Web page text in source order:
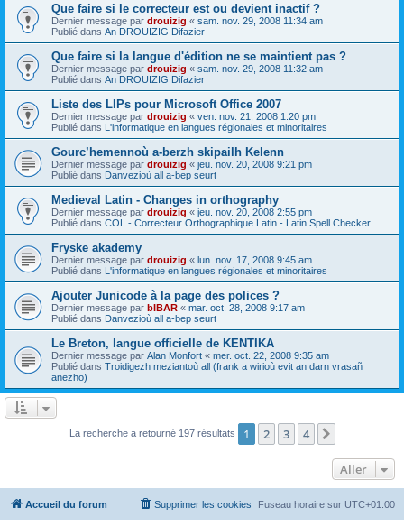
Que faire si le correcteur est ou devient inactif ?
Dernier message par drouizig « sam. nov. 29, 2008 11:34 am
Publié dans An DROUIZIG Difazier
Que faire si la langue d'édition ne se maintient pas ?
Dernier message par drouizig « sam. nov. 29, 2008 11:32 am
Publié dans An DROUIZIG Difazier
Liste des LIPs pour Microsoft Office 2007
Dernier message par drouizig « ven. nov. 21, 2008 1:20 pm
Publié dans L'informatique en langues régionales et minoritaires
Gourc’hemennoù a-berzh skipailh Kelenn
Dernier message par drouizig « jeu. nov. 20, 2008 9:21 pm
Publié dans Danvezioù all a-bep seurt
Medieval Latin - Changes in orthography
Dernier message par drouizig « jeu. nov. 20, 2008 2:55 pm
Publié dans COL - Correcteur Orthographique Latin - Latin Spell Checker
Fryske akademy
Dernier message par drouizig « lun. nov. 17, 2008 9:45 am
Publié dans L'informatique en langues régionales et minoritaires
Ajouter Junicode à la page des polices ?
Dernier message par bIBAR « mar. oct. 28, 2008 9:17 am
Publié dans Danvezioù all a-bep seurt
Le Breton, langue officielle de KENTIKA
Dernier message par Alan Monfort « mer. oct. 22, 2008 9:35 am
Publié dans Troidigezh meziantoù all (frank a wirioù evit an darn vrasañ
anezho)
La recherche a retourné 197 résultats 1 2 3 4
Aller
Accueil du forum Fuseau horaire sur UTC+01:00
Supprimer les cookies